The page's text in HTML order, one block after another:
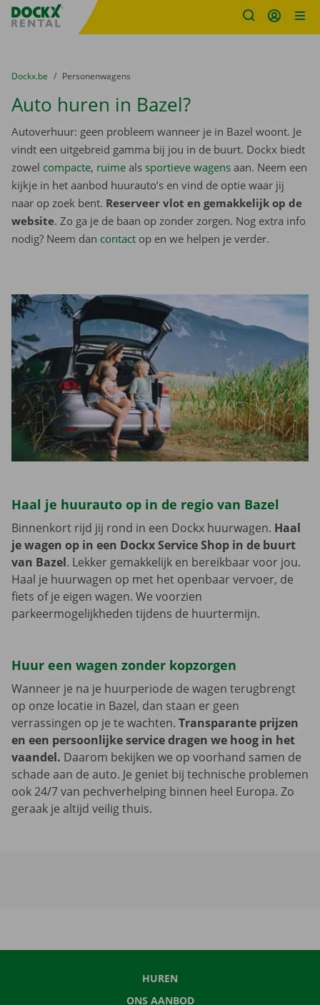
Fratello DEMO
U bevindt zich hier:
van
Dockx.be naar
Personenwagens
Auto huren in Bazel?
Autoverhuur: geen probleem wanneer je in Bazel woont. Je
vindt een uitgebreid gamma bij jou in de buurt. Dockx biedt
zowel compacte, ruime als sportieve wagens aan. Neem een
kijkje in het aanbod huurauto’s en vind de optie waar jij
naar op zoek bent. Reserveer vlot en gemakkelijk op de
website. Zo ga je de baan op zonder zorgen. Nog extra info
nodig? Neem dan contact op en we helpen je verder.
Haal je huurauto op in de regio van Bazel
Binnenkort rijd jij rond in een Dockx huurwagen. Haal
je wagen op in een Dockx Service Shop in de buurt
van Bazel. Lekker gemakkelijk en bereikbaar voor jou.
Haal je huurwagen op met het openbaar vervoer, de
fiets of je eigen wagen. We voorzien
parkeermogelijkheden tijdens de huurtermijn.
Huur een wagen zonder kopzorgen
Wanneer je na je huurperiode de wagen terugbrengt
op onze locatie in Bazel, dan staan er geen
verrassingen op je te wachten. Transparante prijzen
en een persoonlijke service dragen we hoog in het
vaandel. Daarom bekijken we op voorhand samen de
schade aan de auto. Je geniet bij technische problemen
ook 24/7 van pechverhelping binnen heel Europa. Zo
geraak je altijd veilig thuis.
HUREN
ONS AANBOD